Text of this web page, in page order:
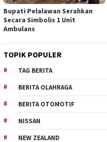
Bupati Pelalawan Serahkan
Secara Simbolis 1 Unit
Ambulans
TOPIK POPULER
TAG BERITA
BERITA OLAHRAGA
BERITA OTOMOTIF
NISSAN
NEW ZEALAND